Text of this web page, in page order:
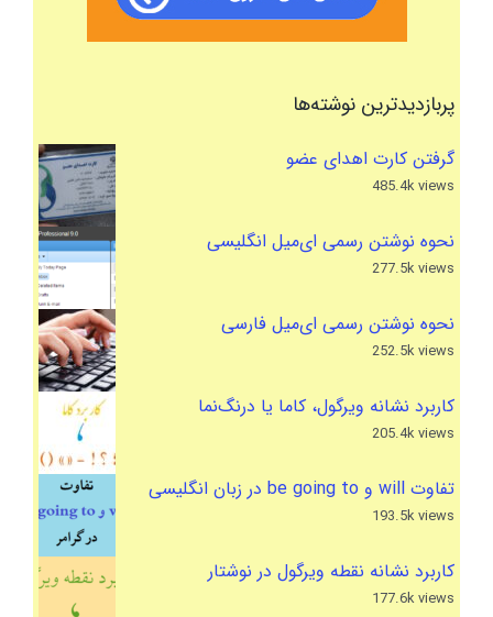
پربازدیدترین نوشته‌ها
گرفتن کارت اهدای عضو
485.4k views
نحوه نوشتن رسمی ای‌میل انگلیسی
277.5k views
نحوه نوشتن رسمی ای‌میل فارسی
252.5k views
کاربرد نشانه ویرگول، کاما یا درنگ‌نما
205.4k views
تفاوت will و be going to در زبان انگلیسی
193.5k views
کاربرد نشانه نقطه ویرگول در نوشتار
177.6k views